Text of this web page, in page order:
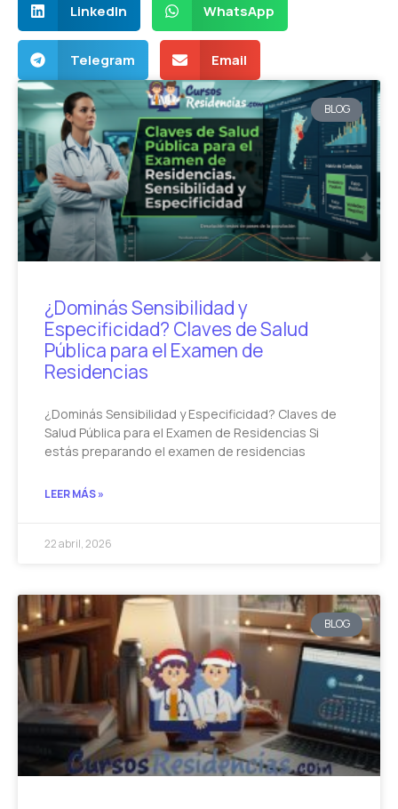
LinkedIn WhatsApp
Telegram Email
BLOG
¿Dominás Sensibilidad y
Especificidad? Claves de Salud
Pública para el Examen de
Residencias
¿Dominás Sensibilidad y Especificidad? Claves de
Salud Pública para el Examen de Residencias Si
estás preparando el examen de residencias
LEER MÁS »
22 abril, 2026
BLOG